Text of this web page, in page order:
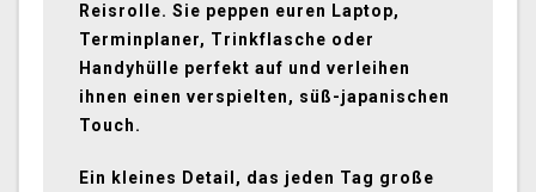
Reisrolle. Sie peppen euren Laptop,
Terminplaner, Trinkflasche oder
Handyhülle perfekt auf und verleihen
ihnen einen verspielten, süß-japanischen
Touch.
Ein kleines Detail, das jeden Tag große